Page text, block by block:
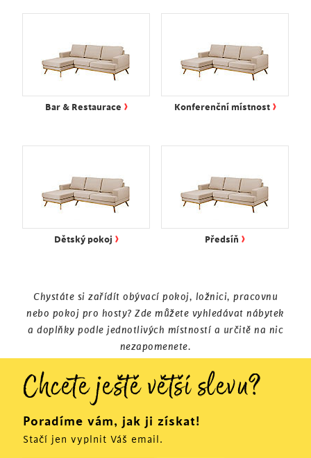
Bar & Restaurace › Konferenční místnost ›
Dětský pokoj › Předsíň ›
Chystáte si zařídít obývací pokoj, ložnici, pracovnu
nebo pokoj pro hosty? Zde můžete vyhledávat nábytek
a doplňky podle jednotlivých místností a určitě na nic
nezapomenete.
Chcete ještě větší slevu?
Poradíme vám, jak ji získat!
Stačí jen vyplnit Váš email.